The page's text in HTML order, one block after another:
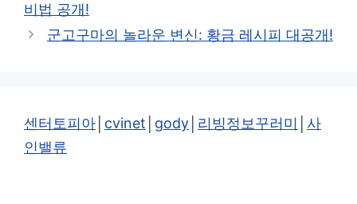
리
비법 공개!
군고구마의 놀라운 변신: 황금 레시피 대공개!
센터토피아 cvinet gody 리빙정보꾸러미
사
인밸류